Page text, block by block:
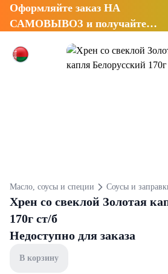
Оформляйте заказ НА
САМОВЫВОЗ и получайте
Масло, соусы и специи Соусы и
Хрен со свеклой Золотая
170г ст/б
Недоступно для заказа
В корзину